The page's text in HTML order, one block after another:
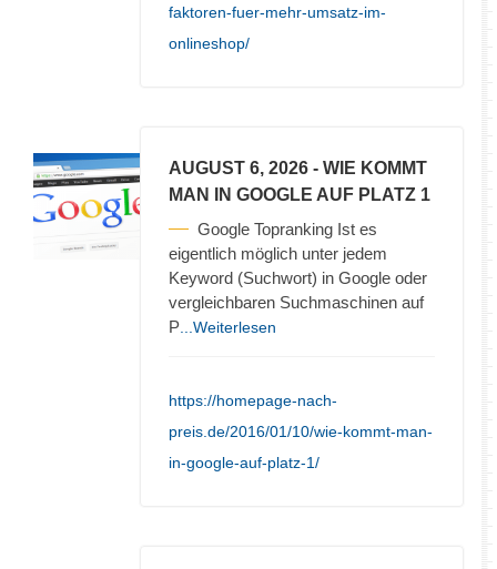
faktoren-fuer-mehr-umsatz-im-
onlineshop/
AUGUST 6, 2026 - WIE KOMMT
MAN IN GOOGLE AUF PLATZ 1
Google Topranking Ist es
eigentlich möglich unter jedem
Keyword (Suchwort) in Google oder
vergleichbaren Suchmaschinen auf
P ...Weiterlesen
https://homepage-nach-
preis.de/2016/01/10/wie-kommt-man-
in-google-auf-platz-1/